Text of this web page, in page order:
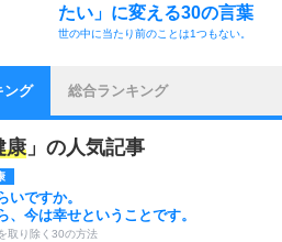
たい」に変える30の言葉
世の中に当たり前のことは1つもない。
ング 総合ランキング
康」の人気記事
いですか。
、今は幸せということです。
取り除く30の方法